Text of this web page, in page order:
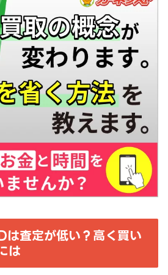
査定が低い？高く買い
は